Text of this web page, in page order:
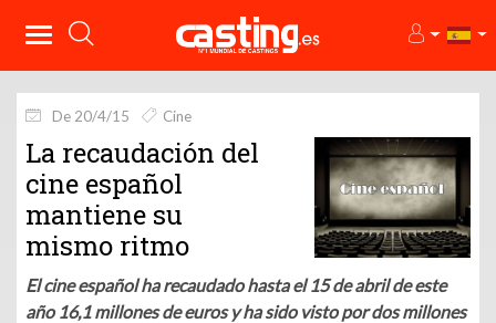
De 20/4/15 Cine
La recaudación del
cine español
mantiene su
mismo ritmo
El cine español ha recaudado hasta el 15 de abril de este
año 16,1 millones de euros y ha sido visto por dos millones